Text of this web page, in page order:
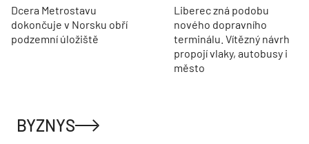
Dcera Metrostavu
dokončuje v Norsku obří
podzemní úložiště
Liberec zná podobu
nového dopravního
terminálu. Vítězný návrh
propojí vlaky, autobusy i
město
BYZNYS